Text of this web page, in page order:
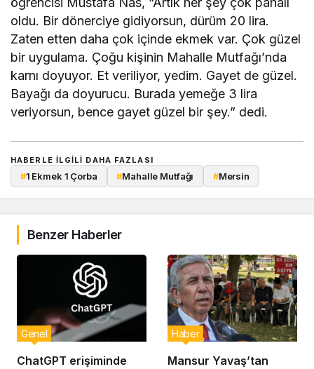
oldu. Bir dönerciye gidiyorsun, dürüm 20 lira.
Zaten etten daha çok içinde ekmek var. Çok güzel
bir uygulama. Çoğu kişinin Mahalle Mutfağı’nda
karnı doyuyor. Et veriliyor, yedim. Gayet de güzel.
Bayağı da doyurucu. Burada yemeğe 3 lira
veriyorsun, bence gayet güzel bir şey.” dedi.
HABERLE ILGILI DAHA FAZLASI
#1 Ekmek 1 Çorba #Mahalle Mutfağı #Mersin
Benzer Haberler
ChatGPT erişiminde
Genel
Mansur Yavaş’tan
Haber